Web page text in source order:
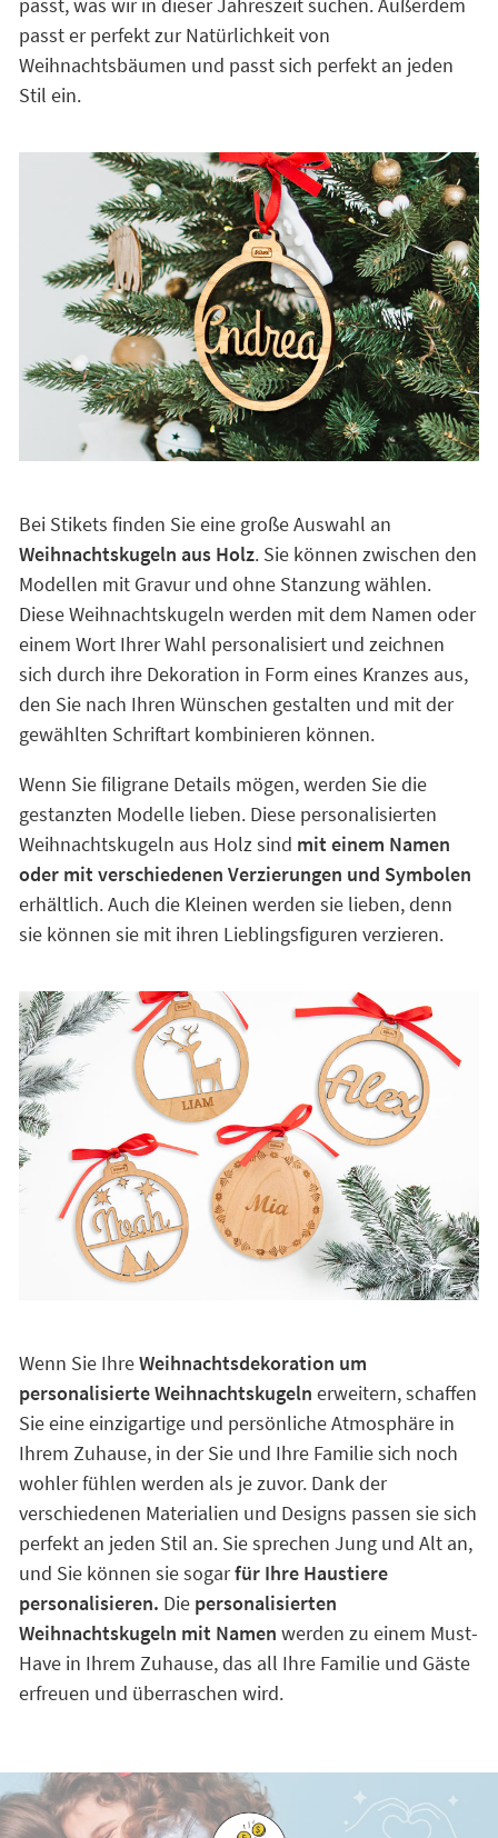
passt er perfekt zur Natürlichkeit von
Weihnachtsbäumen und passt sich perfekt an jeden
Stil ein.
Bei Stikets finden Sie eine große Auswahl an
Weihnachtskugeln aus Holz. Sie können zwischen den
Modellen mit Gravur und ohne Stanzung wählen.
Diese Weihnachtskugeln werden mit dem Namen oder
einem Wort Ihrer Wahl personalisiert und zeichnen
sich durch ihre Dekoration in Form eines Kranzes aus,
den Sie nach Ihren Wünschen gestalten und mit der
gewählten Schriftart kombinieren können.
Wenn Sie filigrane Details mögen, werden Sie die
gestanzten Modelle lieben. Diese personalisierten
Weihnachtskugeln aus Holz sind mit einem Namen
oder mit verschiedenen Verzierungen und Symbolen
erhältlich. Auch die Kleinen werden sie lieben, denn
sie können sie mit ihren Lieblingsfiguren verzieren.
Wenn Sie IhreWeihnachtsdekoration um
personalisierte Weihnachtskugeln erweitern, schaffen
Sie eine einzigartige und persönliche Atmosphäre in
Ihrem Zuhause, in der Sie und Ihre Familie sich noch
wohler fühlen werden als je zuvor. Dank der
verschiedenen Materialien und Designs passen sie sich
perfekt an jeden Stil an. Sie sprechen Jung und Alt an,
und Sie können sie sogarfür Ihre Haustiere
personalisieren. Die personalisierten
Weihnachtskugeln mit Namen werden zu einem Must-
Have in Ihrem Zuhause, das all Ihre Familie und Gäste
erfreuen und überraschen wird.